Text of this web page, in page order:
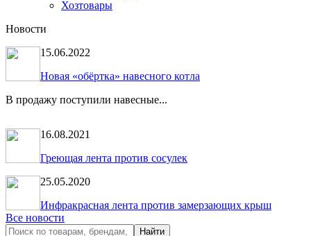
Хозтовары
Новости
15.06.2022
Новая «обёртка» навесного котла
В продажу поступили навесные...
16.08.2021
Греющая лента против сосулек
25.05.2020
Инфракрасная лента против замерзающих крыш
Все новости